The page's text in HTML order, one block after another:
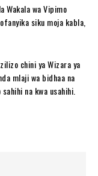
Wakala wa Vipimo
siku moja kabla,
chini ya Wizara ya
mlaji wa bidhaa na
na kwa usahihi.